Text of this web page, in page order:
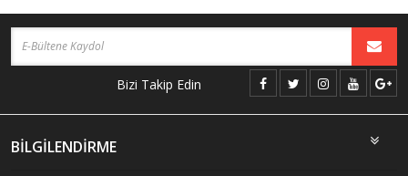
Bizi Takip Edin
BİLGİLENDİRME